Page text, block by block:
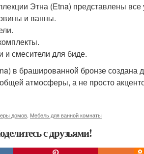
Этна (Etna) представлены
и ванны.
и смесители для биде.
в брашированной бронзе создана
атмосферы, а не просто
домов Мебель для ванной комнаты
с друзьями!